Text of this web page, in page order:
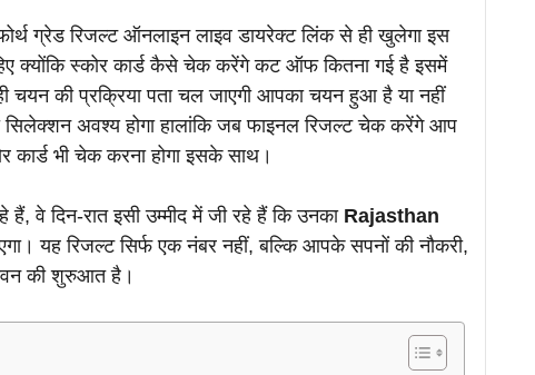
ग्रेड रिजल्ट ऑनलाइन लाइव डायरेक्ट लिंक से ही खुलेगा इस
क्योंकि स्कोर कार्ड कैसे चेक करेंगे कट ऑफ कितना गई है इसमें
चयन की प्रक्रिया पता चल जाएगी आपका चयन हुआ है या नहीं
सिलेक्शन अवश्य होगा हालांकि जब फाइनल रिजल्ट चेक करेंगे आप
भी चेक करना होगा इसके साथ।
हैं, वे दिन-रात इसी उम्मीद में जी रहे हैं कि उनका Rajasthan
यह रिजल्ट सिर्फ एक नंबर नहीं, बल्कि आपके सपनों की नौकरी,
की शुरुआत है।